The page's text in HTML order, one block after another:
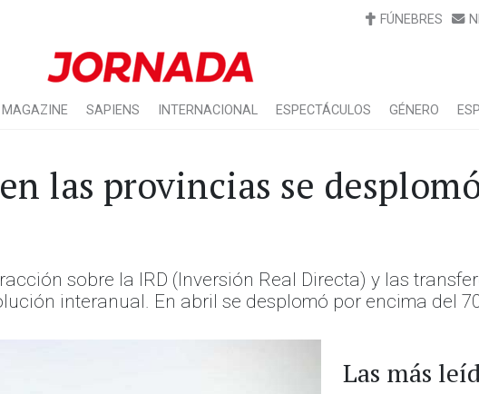
FÚNEBRES
MAGAZINE SAPIENS INTERNACIONAL ESPECTÁCULOS GÉNERO
las provincias se
sobre la IRD (Inversión Real Directa) y las
interanual. En abril se desplomó por encima del
Las más